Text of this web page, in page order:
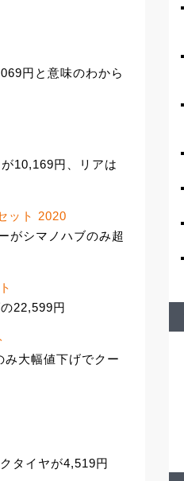
円と意味のわから
10,169円、リアは
ット 2020
がシマノハブのみ超
22,599円
大幅値下げでクー
タイヤが4,519円